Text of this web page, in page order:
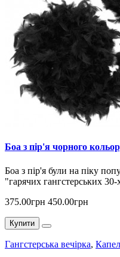
Боа з пір'я чорного
Боа з пір'я були на піку
"гарячих гангстерських 30-
375.00грн 450.00грн
Купити
Гангстерська вечірка,